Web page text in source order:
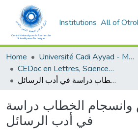
Institutions All of
Home
Université Cadi Ayyad - Marrakech
CEDoc en Lettres, Sciences Humaines, Arts et Sciences de l’Education (CED - LSHASE)
تماسك النص وانسجام الخطاب دراسة في أدب الرسائل
الخطاب دراسة
في أدب الرسائل